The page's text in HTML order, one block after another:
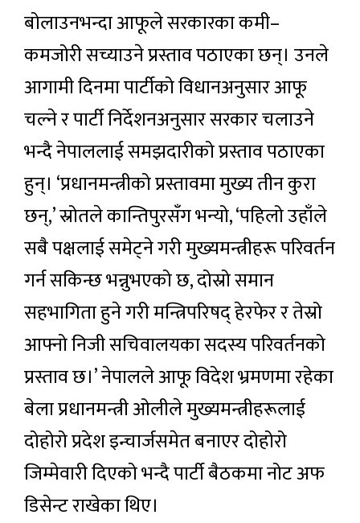
बोलाउनभन्दा आफूले सरकारका कमी–
कमजोरी सच्याउने प्रस्ताव पठाएका छन्। उनले
आगामी दिनमा पार्टीको विधानअनुसार आफू
चल्ने र पार्टी निर्देशनअनुसार सरकार चलाउने
भन्दै नेपाललाई समझदारीको प्रस्ताव पठाएका
हुन्। ‘प्रधानमन्त्रीको प्रस्तावमा मुख्य तीन कुरा
छन्,’ स्रोतले कान्तिपुरसँग भन्यो, ‘पहिलो उहाँले
सबै पक्षलाई समेट्ने गरी मुख्यमन्त्रीहरू परिवर्तन
गर्न सकिन्छ भन्नुभएको छ, दोस्रो समान
सहभागिता हुने गरी मन्त्रिपरिषद् हेरफेर र तेस्रो
आफ्नो निजी सचिवालयका सदस्य परिवर्तनको
प्रस्ताव छ।’ नेपालले आफू विदेश भ्रमणमा रहेका
बेला प्रधानमन्त्री ओलीले मुख्यमन्त्रीहरूलाई
दोहोरो प्रदेश इन्चार्जसमेत बनाएर दोहोरो
जिम्मेवारी दिएको भन्दै पार्टी बैठकमा नोट अफ
डिसेन्ट राखेका थिए।